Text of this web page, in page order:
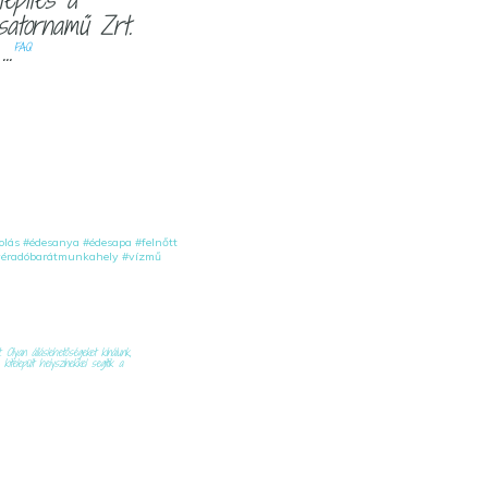
Zrt.
FAQ
#édesanya #édesapa #felnőtt
#vízmű
álláslehetőségeket kínálunk,
helyszínekkel segítik a